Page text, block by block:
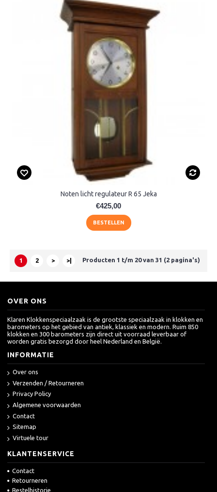
Noten licht regulateur R 65 Jeka
€425,00
BESTELLEN
1 2 > >| Producten 1 t/m 20 van 31 (2 pagina's)
OVER ONS
Klaren Klokkenspeciaalzaak is de grootste speciaalzaak in klokken en
barometers op het gebied van antiek, klassiek en modern. Ruim 850
klokken en 300 barometers zijn direct uit voorraad leverbaar of
worden gratis bezorgd door heel Nederland en België.
INFORMATIE
Over ons
Verzenden / Retourneren
Privacy Policy
Algemene voorwaarden
Contact
Sitemap
Virtuele tour
KLANTENSERVICE
Contact
Retourneren
Bestelhistorie